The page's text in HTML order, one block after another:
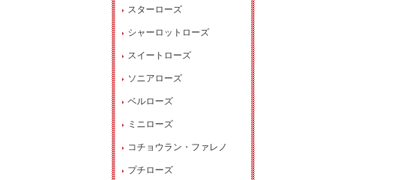
スターローズ
シャーロットローズ
スイートローズ
ソニアローズ
ベルローズ
ミニローズ
コチョウラン・ファレノ
プチローズ